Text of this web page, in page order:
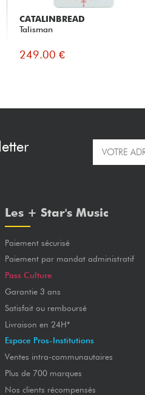
CATALINBREAD
Talisman
249.00 €
Les + Star's Music
Paiement sécurisé
Paiement par mandat administratif
Pass Culture
Garantie 3 ans
Satisfait ou remboursé
Livraison en 24H*
Espace Pros-Institutions
Ventes intra-communautaires
Plus de 700 marques
Nos clients récompensés